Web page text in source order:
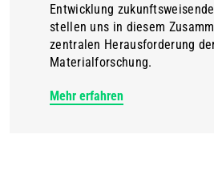
Entwicklung
stellen uns in diesem
zentralen Herausforderung
Materialforschung.
Mehr erfahren